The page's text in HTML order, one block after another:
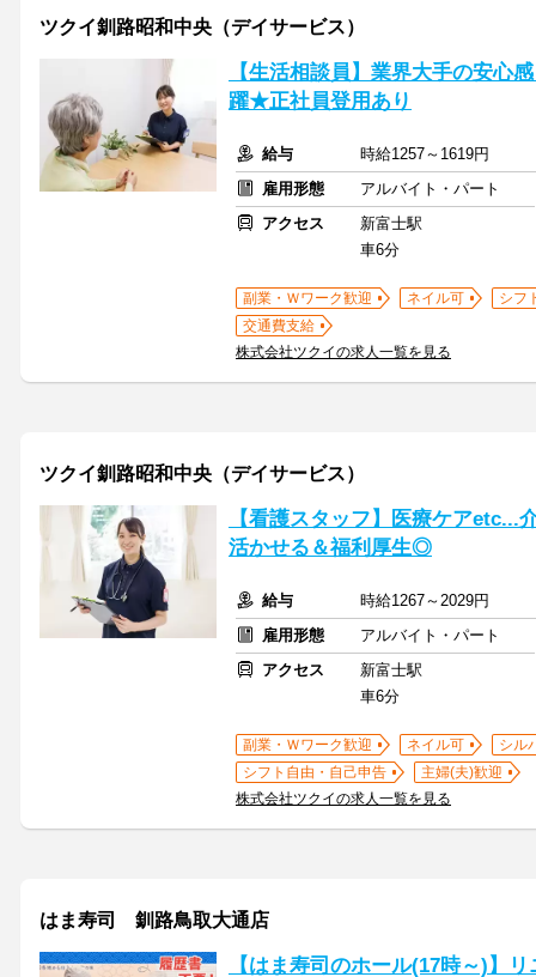
ツクイ釧路昭和中央（デイサービス）
【生活相談員】業界大手の安心
躍★正社員登用あり
給与
時給1257～1619円
雇用形態
アルバイト・パート
アクセス
新富士駅
車6分
副業・Ｗワーク歓迎 ネイル可
シフ
交通費支給
株式会社ツクイの求人一覧を見る
ツクイ釧路昭和中央（デイサービス）
【看護スタッフ】医療ケアetc...
活かせる＆福利厚生◎
給与
時給1267～2029円
雇用形態
アルバイト・パート
アクセス
新富士駅
車6分
副業・Ｗワーク歓迎 ネイル可
シル
シフト自由・自己申告
主婦(夫)歓迎
株式会社ツクイの求人一覧を見る
はま寿司 釧路鳥取大通店
【はま寿司のホール(17時～)】